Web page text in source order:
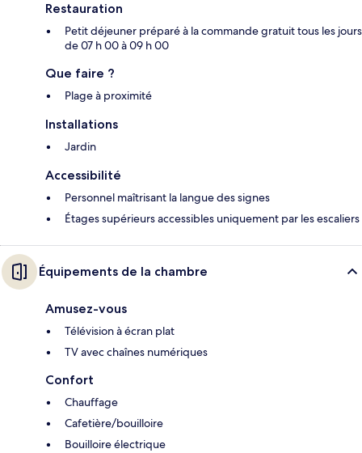
Restauration
Petit déjeuner préparé à la commande gratuit tous les jours
de 07 h 00 à 09 h 00
Que faire ?
Plage à proximité
Installations
Jardin
Accessibilité
Personnel maîtrisant la langue des signes
Étages supérieurs accessibles uniquement par les escaliers
Équipements de la chambre
Amusez-vous
Télévision à écran plat
TV avec chaînes numériques
Confort
Chauffage
Cafetière/bouilloire
Bouilloire électrique